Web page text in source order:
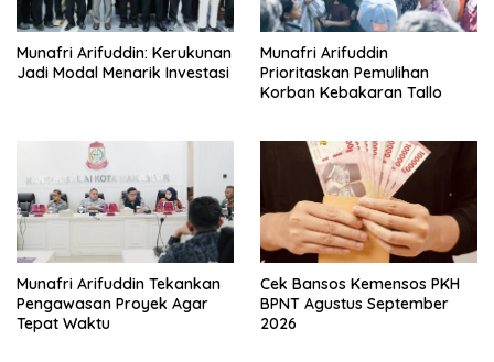
Munafri Arifuddin: Kerukunan
Jadi Modal Menarik Investasi
Munafri Arifuddin
Prioritaskan Pemulihan
Korban Kebakaran Tallo
Munafri Arifuddin Tekankan
Pengawasan Proyek Agar
Tepat Waktu
Cek Bansos Kemensos PKH
BPNT Agustus September
2026